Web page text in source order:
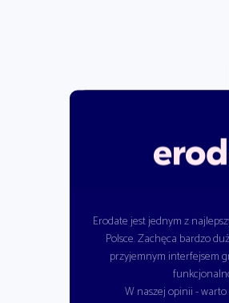
Erodate jest jednym z
Polsce. Zachęca bardzo
przyjemnym interfejsem
W naszej opinii -